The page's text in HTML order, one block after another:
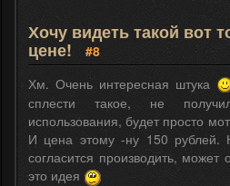
Хочу видеть такой вот
цене!
#8
Хм. Очень интересная штука
сплести такое, не
использования, будет просто
И цена этому -ну 150 рублей.
согласится производить,
это идея